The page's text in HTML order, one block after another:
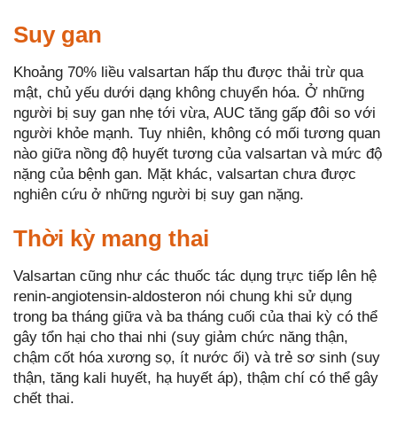
Suy gan
Khoảng 70% liều valsartan hấp thu được thải trừ qua
mật, chủ yếu dưới dạng không chuyển hóa. Ở những
người bị suy gan nhẹ tới vừa, AUC tăng gấp đôi so với
người khỏe mạnh. Tuy nhiên, không có mối tương quan
nào giữa nồng độ huyết tương của valsartan và mức độ
nặng của bệnh gan. Mặt khác, valsartan chưa được
nghiên cứu ở những người bị suy gan nặng.
Thời kỳ mang thai
Valsartan cũng như các thuốc tác dụng trực tiếp lên hệ
renin-angiotensin-aldosteron nói chung khi sử dụng
trong ba tháng giữa và ba tháng cuối của thai kỳ có thể
gây tổn hại cho thai nhi (suy giảm chức năng thận,
chậm cốt hóa xương sọ, ít nước ối) và trẻ sơ sinh (suy
thận, tăng kali huyết, hạ huyết áp), thậm chí có thể gây
chết thai.